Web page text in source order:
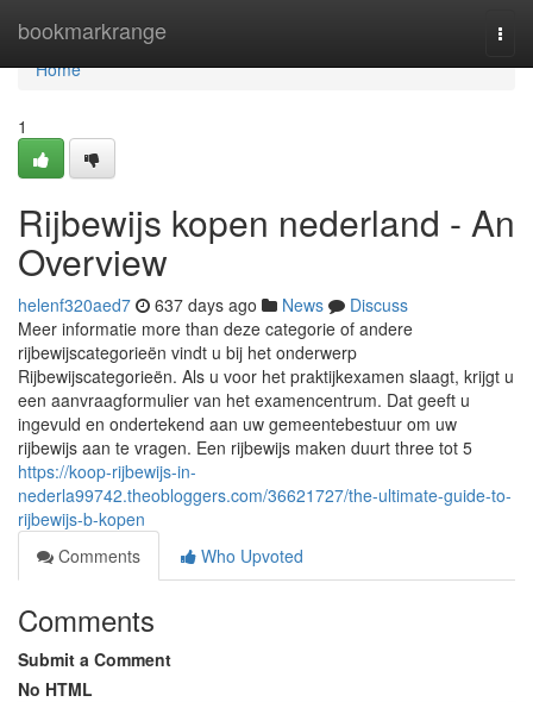
bookmarkrange
Home
Home
1
Rijbewijs kopen nederland - An
Overview
helenf320aed7 637 days ago News
Discuss
Meer informatie more than deze categorie of andere
rijbewijscategorieën vindt u bij het onderwerp
Rijbewijscategorieën. Als u voor het praktijkexamen slaagt, krijgt u
een aanvraagformulier van het examencentrum. Dat geeft u
ingevuld en ondertekend aan uw gemeentebestuur om uw
rijbewijs aan te vragen. Een rijbewijs maken duurt three tot 5
https://koop-rijbewijs-in-
nederla99742.theobloggers.com/36621727/the-ultimate-guide-to-
rijbewijs-b-kopen
Comments
Who Upvoted
Comments
Submit a Comment
No HTML